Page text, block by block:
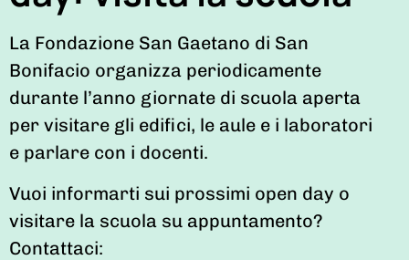
La Fondazione San Gaetano di San
Bonifacio organizza periodicamente
durante l’anno giornate di scuola aperta
per visitare gli edifici, le aule e i laboratori
e parlare con i docenti.
Vuoi informarti sui prossimi open day o
visitare la scuola su appuntamento?
Contattaci: